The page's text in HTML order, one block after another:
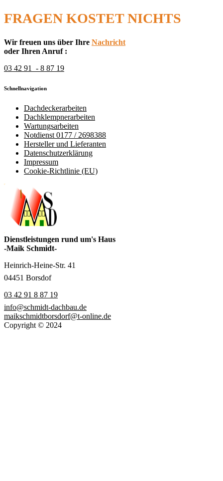
FRAGEN KOSTET NICHTS
Wir freuen uns über Ihre Nachricht
oder Ihren Anruf :
03 42 91 - 8 87 19
Schnellnavigation
Dachdeckerarbeiten
Dachklempnerarbeiten
Wartungsarbeiten
Notdienst 0177 / 2698388
Hersteller und Lieferanten
Datenschutzerklärung
Impressum
Cookie-Richtlinie (EU)
Dienstleistungen rund um's Haus
-Maik Schmidt-
Heinrich-Heine-Str. 41
04451 Borsdof
03 42 91 8 87 19
info@schmidt-dachbau.de
maikschmidtborsdorf@t-online.de
Copyright © 2024